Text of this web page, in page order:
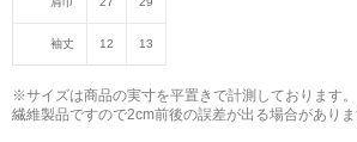
袖丈 12 13
※サイズは商品の実寸を平置きで計測しております。
繊維製品ですので2cm前後の誤差が出る場合がありま